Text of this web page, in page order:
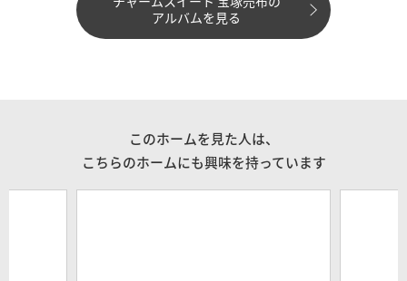
アルバムを見る
このホームを見た人は、
こちらのホームにも興味を持っています